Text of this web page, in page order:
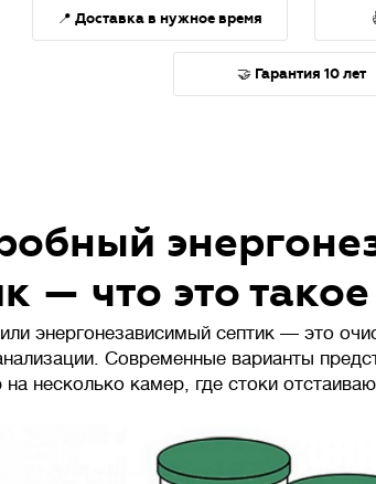
📍 Доставка в нужное время
🤝 Гарантия 10 лет
— что это такое
энергонезависимый септик — это
Современные варианты
несколько камер, где стоки